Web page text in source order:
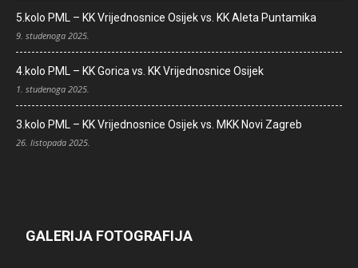
5.kolo PML – KK Vrijednosnice Osijek vs. KK Aleta Puntamika
9. studenoga 2025.
4.kolo PML – KK Gorica vs. KK Vrijednosnice Osijek
1. studenoga 2025.
3.kolo PML – KK Vrijednosnice Osijek vs. MKK Novi Zagreb
26. listopada 2025.
GALERIJA FOTOGRAFIJA